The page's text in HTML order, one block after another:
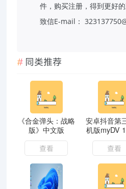
件，购买注册，得到更好
致信E-mail：
同类推荐
《合金弹头：战略
版》中文版
查看
安卓抖音第
机版myDV
查看